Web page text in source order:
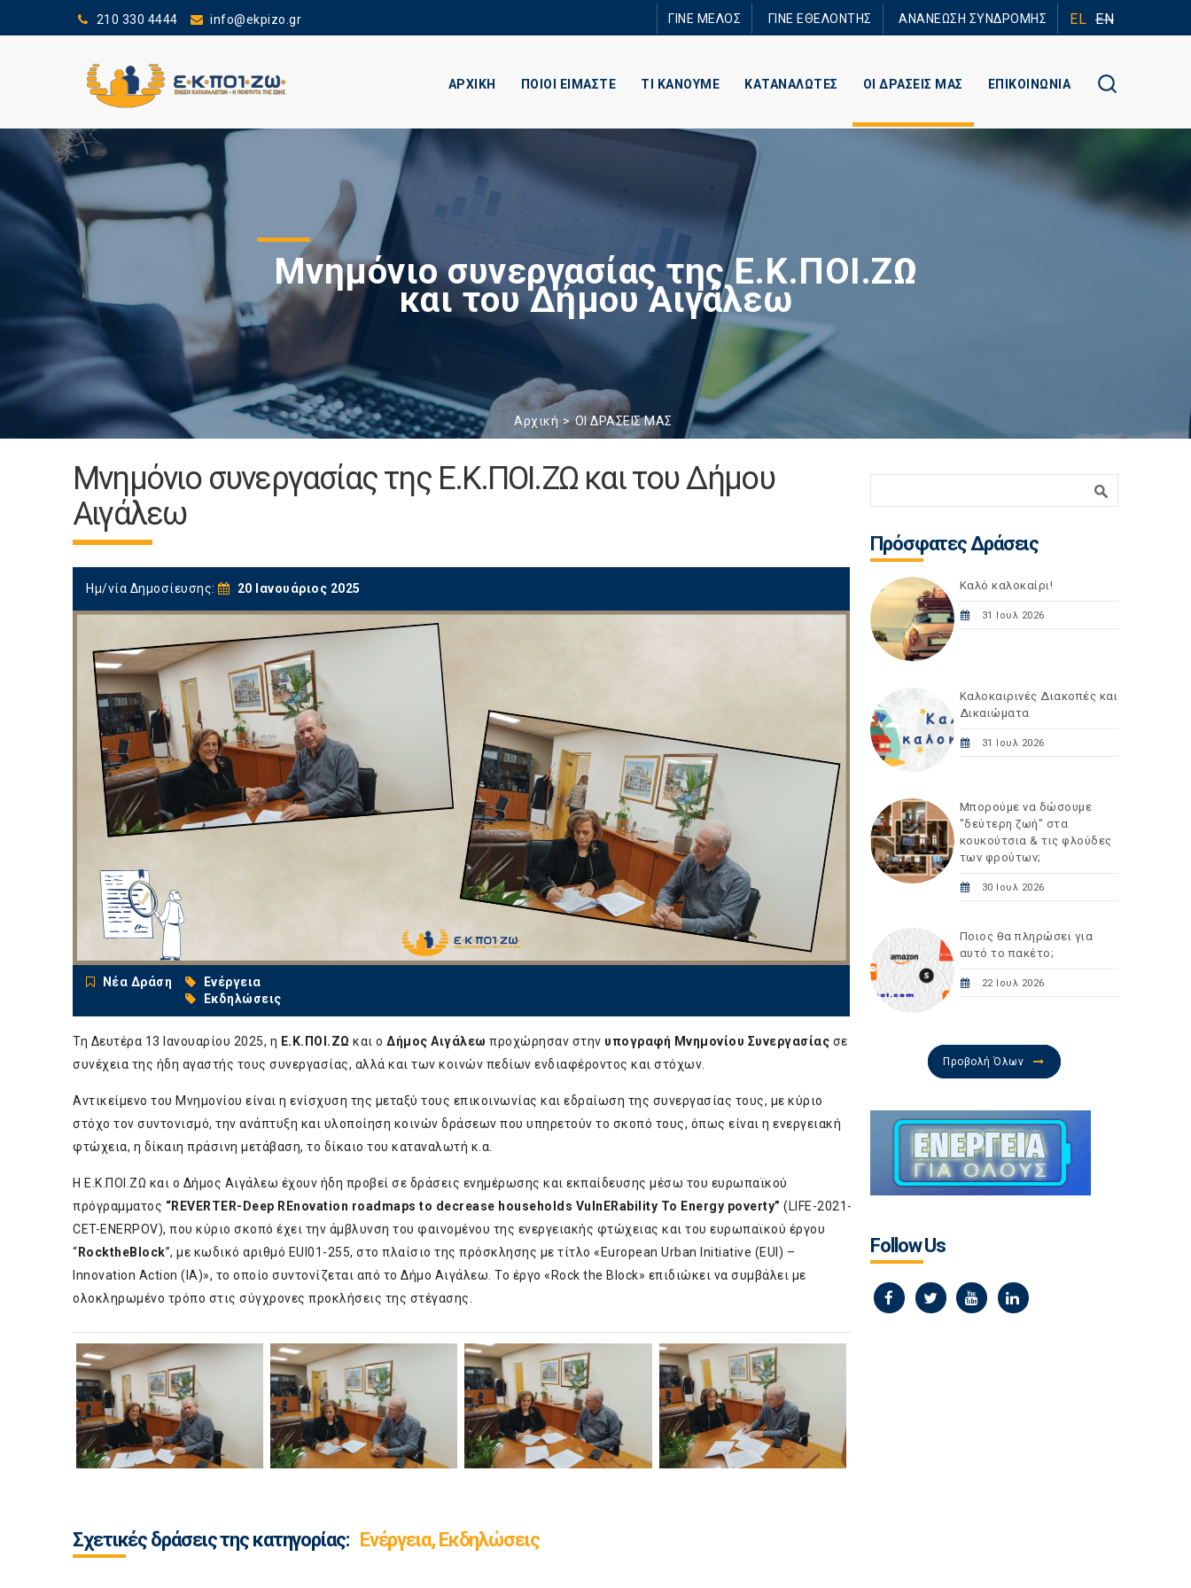
210 330 4444 info@ekpizo.gr ΓΙΝΕ ΜΕΛΟΣ ΓΙΝΕ ΕΘΕΛΟΝΤΗΣ ΑΝΑΝΕΩΣΗ ΣΥΝΔΡΟΜΗΣ EL EN
ΑΡΧΙΚΗ ΠΟΙΟΙ ΕΙΜΑΣΤΕ ΤΙ ΚΑΝΟΥΜΕ ΚΑΤΑΝΑΛΩΤΕΣ ΟΙ ΔΡΑΣΕΙΣ ΜΑΣ ΕΠΙΚΟΙΝΩΝΙΑ
Μνημόνιο συνεργασίας της Ε.Κ.ΠΟΙ.ΖΩ
και του Δήμου Αιγάλεω
Αρχική ΟΙ ΔΡΑΣΕΙΣ ΜΑΣ
Μνημόνιο συνεργασίας της Ε.Κ.ΠΟΙ.ΖΩ και του Δήμου
Αιγάλεω
Ημ/νία Δημοσίευσης: 20 Ιανουάριος 2025
Νέα Δράση
Ενέργεια
Εκδηλώσεις
Τη Δευτέρα 13 Ιανουαρίου 2025, η Ε.Κ.ΠΟΙ.ΖΩ και ο Δήμος Αιγάλεω προχώρησαν στην υπογραφή Μνημονίου Συνεργασίας σε
συνέχεια της ήδη αγαστής τους συνεργασίας, αλλά και των κοινών πεδίων ενδιαφέροντος και στόχων.
Αντικείμενο του Μνημονίου είναι η ενίσχυση της μεταξύ τους επικοινωνίας και εδραίωση της συνεργασίας τους, με κύριο
στόχο τον συντονισμό, την ανάπτυξη και υλοποίηση κοινών δράσεων που υπηρετούν το σκοπό τους, όπως είναι η ενεργειακή
φτώχεια, η δίκαιη πράσινη μετάβαση, το δίκαιο του καταναλωτή κ.α.
Η Ε.Κ.ΠΟΙ.ΖΩ και ο Δήμος Αιγάλεω έχουν ήδη προβεί σε δράσεις ενημέρωσης και εκπαίδευσης μέσω του ευρωπαϊκού
πρόγραμματος “REVERTER-Deep REnovation roadmaps to decrease households VulnERability To Energy poverty” (LIFE-2021-
CET-ENERPOV), που κύριο σκοπό έχει την άμβλυνση του φαινομένου της ενεργειακής φτώχειας και του ευρωπαϊκού έργου
“ RocktheBlock”, με κωδικό αριθμό EUI01-255, στο πλαίσιο της πρόσκλησης με τίτλο «European Urban Initiative (EUI) –
Innovation Action (IA)», το οποίο συντονίζεται από το Δήμο Αιγάλεω. Το έργο «Rock the Block» επιδιώκει να συμβάλει με
ολοκληρωμένο τρόπο στις σύγχρονες προκλήσεις της στέγασης.
Σχετικές δράσεις της κατηγορίας: Ενέργεια, Εκδηλώσεις
Πρόσφατες Δράσεις
Καλό καλοκαίρι!
31 Ιουλ 2026
Καλοκαιρινές Διακοπές και
Δικαιώματα
31 Ιουλ 2026
Μπορούμε να δώσουμε
"δεύτερη ζωή" στα
κουκούτσια & τις φλούδες
των φρούτων;
30 Ιουλ 2026
Ποιος θα πληρώσει για
αυτό το πακέτο;
22 Ιουλ 2026
Προβολή Όλων
Follow Us